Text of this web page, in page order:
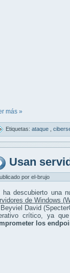
más »
Etiquetas: ataque
Usan
por el-brujo
ha descubierto una
de Windows
David
crítico, ya
los